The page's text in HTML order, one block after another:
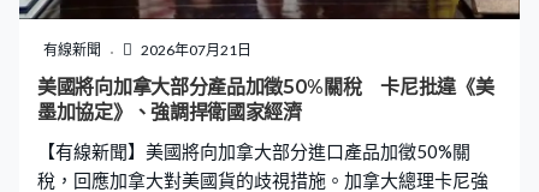
頻繁在日本周邊，反映兩國持續深化軍事合作。
有線新聞 2026年07月21日
美國將向加拿大部分產品加徵50%關稅 卡尼批違《美
墨加協定》、強調捍衛國家經濟
【有線新聞】美國將向加拿大部分進口產品加徵50%關
稅，回應加拿大對美國貨的歧視措施。加拿大總理卡尼強